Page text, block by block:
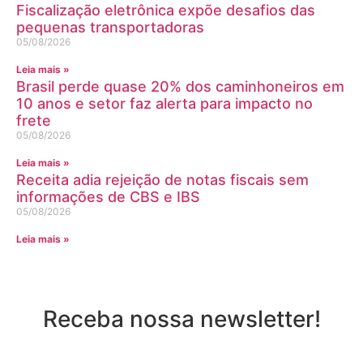
Fiscalização eletrônica expõe desafios das
pequenas transportadoras
05/08/2026
Leia mais »
Brasil perde quase 20% dos caminhoneiros em
10 anos e setor faz alerta para impacto no
frete
05/08/2026
Leia mais »
Receita adia rejeição de notas fiscais sem
informações de CBS e IBS
05/08/2026
Leia mais »
Receba nossa newsletter!